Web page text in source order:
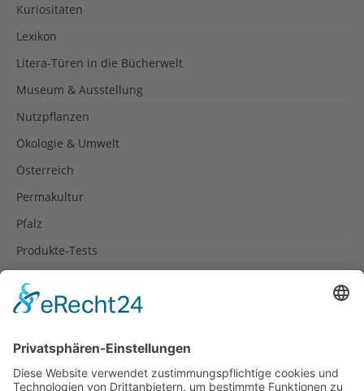
Kuriositäten
Lexikon
Litera-Türen in die Bücherwelt
Museum & Ausstellung
Nutzpflanzen
Ökologie & Umwelt
Österreich
Permakultur
Pfalz
Produkte-Tests
Rezepte
Spanien
Südtirol